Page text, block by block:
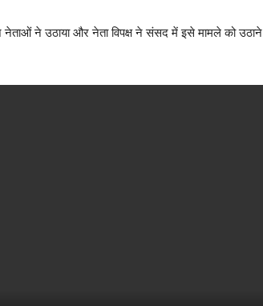
नेताओं ने उठाया और नेता विपक्ष ने संसद में इसे मामले को उठाने